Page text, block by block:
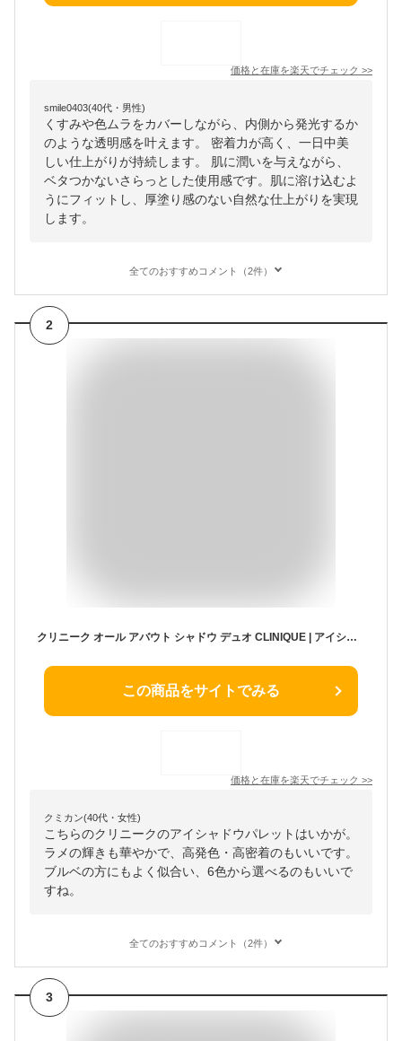
価格と在庫を楽天でチェック >>
smile0403(40代・男性)
くすみや色ムラをカバーしながら、内側から発光するか
のような透明感を叶えます。 密着力が高く、一日中美
しい仕上がりが持続します。 肌に潤いを与えながら、
ベタつかないさらっとした使用感です。肌に溶け込むよ
うにフィットし、厚塗り感のない自然な仕上がりを実現
します。
全てのおすすめコメント（2件）
2
クリニーク オール アバウト シャドウ デュオ CLINIQUE | アイシャドウ パレット ピンク ブルベ ラメ アイシャドー アイシャドウパレット アイメイク コスメ 正規品 ギフト
この商品をサイトでみる
価格と在庫を楽天でチェック >>
クミカン(40代・女性)
こちらのクリニークのアイシャドウパレットはいかが。
ラメの輝きも華やかで、高発色・高密着のもいいです。
ブルベの方にもよく似合い、6色から選べるのもいいで
すね。
全てのおすすめコメント（2件）
3